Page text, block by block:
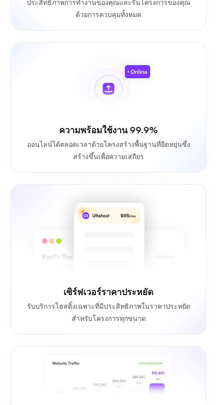
ประสิทธิภาพการทำงานของคุณและรันโครงการของคุณ
ด้วยการควบคุมทั้งหมด
ความพร้อมใช้งาน 99.9%
ออนไลน์ได้ตลอดเวลาด้วยโครงสร้างพื้นฐานที่ยืดหยุ่นซึ่ง
สร้างขึ้นเพื่อความเสถียร
เซิร์ฟเวอร์ราคาประหยัด
รับบริการโฮสติ้งเฉพาะที่มีประสิทธิภาพในราคาประหยัด
สำหรับโครงการทุกขนาด